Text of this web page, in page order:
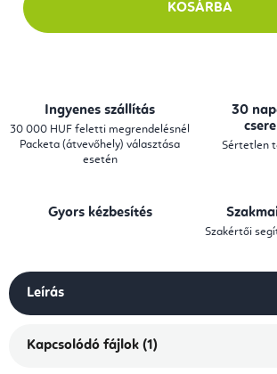
KOSÁRBA
Ingyenes szállítás
30 000 HUF feletti megrendelésnél
Packeta (átvevőhely) választása
esetén
30
Sértetlen
Gyors kézbesítés
Szakértői
Leírás
Kapcsolódó fájlok (1)